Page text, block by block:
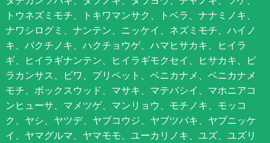
トウネズミモチ、トキワマンサク、トベラ、ナナミノキ、
ナワシログミ、ナンテン、ニッケイ、ネズミモチ、ハイノ
キ、バクチノキ、ハクチョウゲ、ハマヒサカキ、ヒイラ
ギ、ヒイラギナンテン、ヒイラギモクセイ、ヒサカキ、ピ
ラカンサス、ビワ、プリペット、ベニカナメ、ベニカナメ
モチ、ボックスウッド、マサキ、マテバシイ、マホニアコ
ンヒューサ、マメツゲ、マンリョウ、モチノキ、モッコ
ク、ヤシ、ヤツデ、ヤブコウジ、ヤブツバキ、ヤブニッケ
イ、ヤマグルマ、ヤマモモ、ユーカリノキ、ユズ、ユズリ